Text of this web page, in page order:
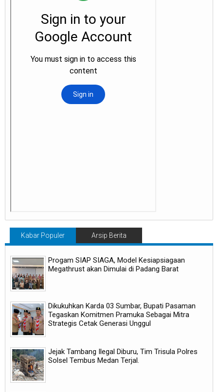
Kabar Populer Arsip Berita
Progam SIAP SIAGA, Model Kesiapsiagaan
Megathrust akan Dimulai di Padang Barat
Dikukuhkan Karda 03 Sumbar, Bupati Pasaman
Tegaskan Komitmen Pramuka Sebagai Mitra
Strategis Cetak Generasi Unggul
Jejak Tambang Ilegal Diburu, Tim Trisula Polres
Solsel Tembus Medan Terjal.